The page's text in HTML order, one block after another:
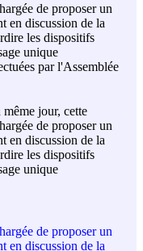
de proposer un
en discussion de la
les dispositifs
unique
par l'Assemblée
même jour, cette
de proposer un
en discussion de la
les dispositifs
unique
de proposer un
en discussion de la